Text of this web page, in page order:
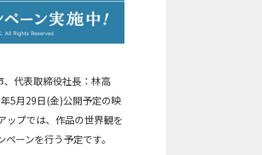
代表取締役社長：林高
5月29日(金)公開予定の映
ップでは、作品の世界観を
ーンを行う予定です。